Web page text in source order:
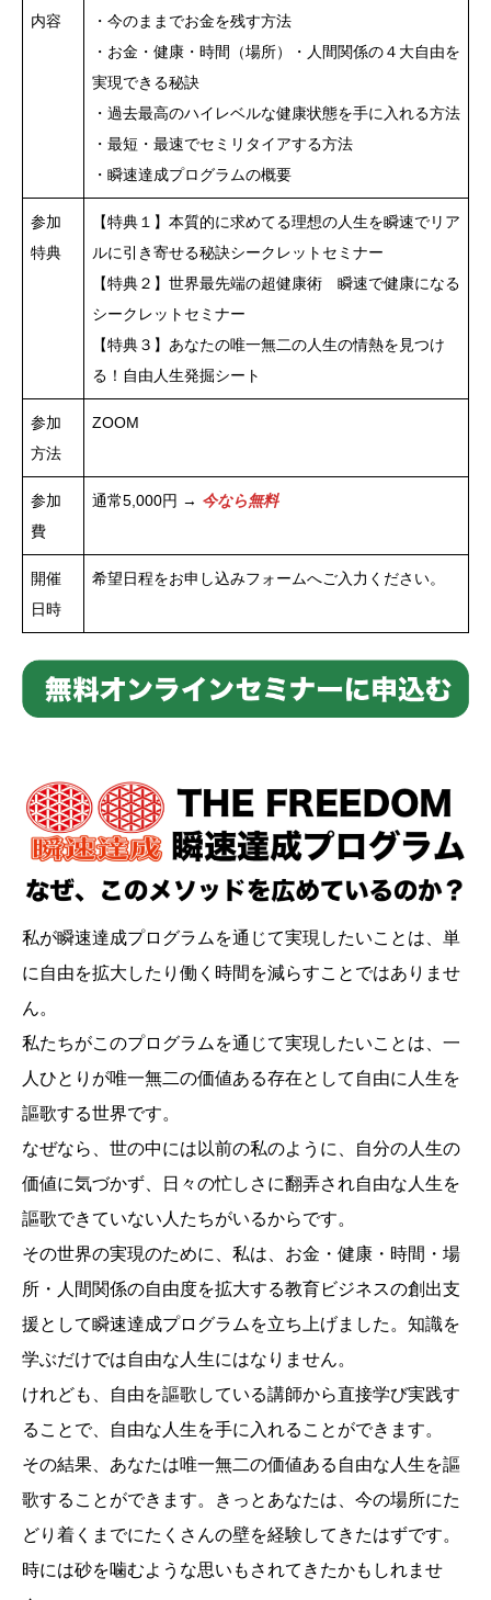
内容
・今のままでお金を残す方法
・お金・健康・時間（場所）・人間関係の４大自由を
実現できる秘訣
・過去最高のハイレベルな健康状態を手に入れる方法
・最短・最速でセミリタイアする方法
・瞬速達成プログラムの概要
参加
特典
【特典１】本質的に求めてる理想の人生を瞬速でリア
ルに引き寄せる秘訣シークレットセミナー
【特典２】世界最先端の超健康術 瞬速で健康になる
シークレットセミナー
【特典３】あなたの唯一無二の人生の情熱を見つけ
る！自由人生発掘シート
参加
方法
ZOOM
参加
費
通常5,000円 → 今なら無料
開催
日時
希望日程をお申し込みフォームへご入力ください。
私が瞬速達成プログラムを通じて実現したいことは、単
に自由を拡大したり働く時間を減らすことではありませ
ん。
私たちがこのプログラムを通じて実現したいことは、一
人ひとりが唯一無二の価値ある存在として自由に人生を
謳歌する世界です。
なぜなら、世の中には以前の私のように、自分の人生の
価値に気づかず、日々の忙しさに翻弄され自由な人生を
謳歌できていない人たちがいるからです。
その世界の実現のために、私は、お金・健康・時間・場
所・人間関係の自由度を拡大する教育ビジネスの創出支
援として瞬速達成プログラムを立ち上げました。知識を
学ぶだけでは自由な人生にはなりません。
けれども、自由を謳歌している講師から直接学び実践す
ることで、自由な人生を手に入れることができます。
その結果、あなたは唯一無二の価値ある自由な人生を謳
歌することができます。きっとあなたは、今の場所にた
どり着くまでにたくさんの壁を経験してきたはずです。
時には砂を噛むような思いもされてきたかもしれませ